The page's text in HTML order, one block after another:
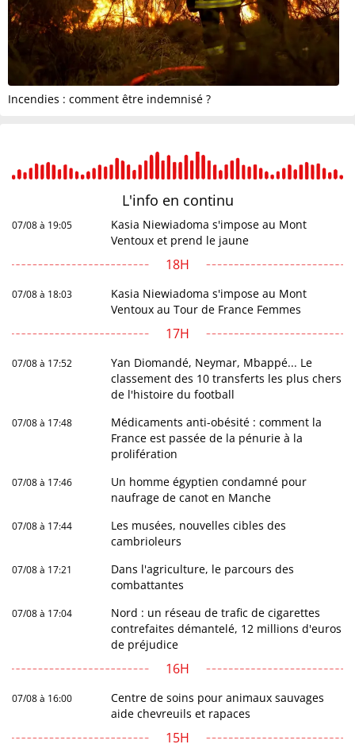
Incendies : comment être indemnisé ?
L'info en continu
07/08 à 19:05
Kasia Niewiadoma s'impose au Mont
Ventoux et prend le jaune
18H
07/08 à 18:03
Kasia Niewiadoma s'impose au Mont
Ventoux au Tour de France Femmes
17H
07/08 à 17:52
Yan Diomandé, Neymar, Mbappé... Le
classement des 10 transferts les plus chers
de l'histoire du football
07/08 à 17:48
Médicaments anti-obésité : comment la
France est passée de la pénurie à la
prolifération
07/08 à 17:46
Un homme égyptien condamné pour
naufrage de canot en Manche
07/08 à 17:44
Les musées, nouvelles cibles des
cambrioleurs
07/08 à 17:21
Dans l'agriculture, le parcours des
combattantes
07/08 à 17:04
Nord : un réseau de trafic de cigarettes
contrefaites démantelé, 12 millions d'euros
de préjudice
16H
07/08 à 16:00
Centre de soins pour animaux sauvages
aide chevreuils et rapaces
15H